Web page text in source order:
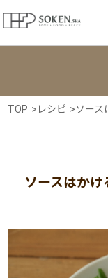
TOP > レシピ >ソース
ソースはか